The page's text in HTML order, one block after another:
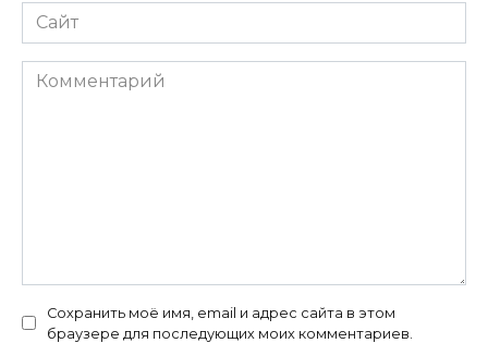
Сайт
Комментарий
Сохранить моё имя, email и адрес сайта в этом
браузере для последующих моих комментариев.